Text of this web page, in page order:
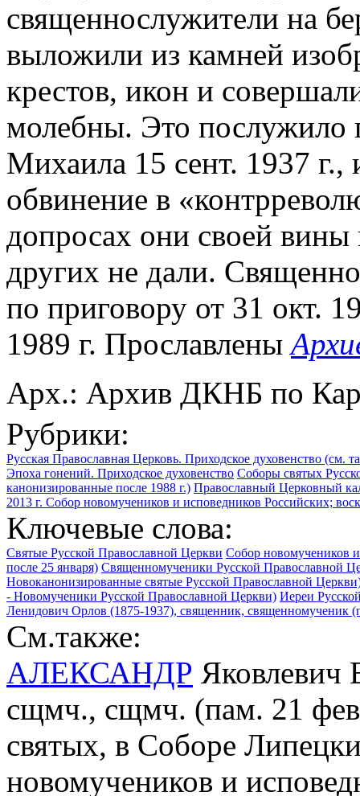
священнослужители на
выложили из камней
крестов, икон и
молебны. Это послужило
Михаила 15 сент. 1937
обвинение в
допросах они своей вины
других не дали.
по приговору от 31 окт.
1989 г. Прославлены
Арх.: Архив ДКНБ по
Рубрики:
Русская Православная Церковь. Приходское духовенство (см.
Эпоха гонений. Приходское духовенство Соборы святых
канонизированные после 1988 г.) Православный Церковный
2013 г. Собор новомучеников и исповедников Российских;
Ключевые слова:
Святые Русской Православной Церкви Собор новомучеников
после 25 января) Священномученики Русской Православной
Новоканонизированные святые Русской Православной
- Новомученики Русской Православной Церкви) Иереи
Ленидович Орлов (1875-1937), священник, священномученик
См.также:
АЛЕКСАНДР Яковлевич
сщмч., сщмч. (пам. 21
святых, в Соборе
новомучеников и